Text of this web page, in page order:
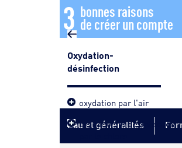
3 bonnes raisons
de créer un compte
Eau et généralités
Oxydation-
désinfection
oxydation par l'air
oxydation et désinfection